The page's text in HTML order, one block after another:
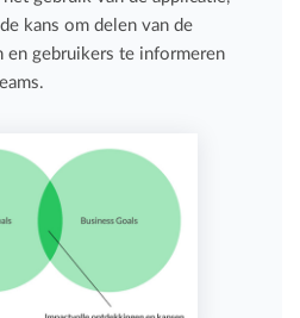
kans om delen van de
en gebruikers te informeren